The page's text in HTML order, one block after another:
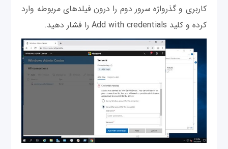
کاربری و گذرواژه سرور دوم را درون فیلدهای مربوطه وارد
کرده و کلید Add with credentials را فشار دهید.